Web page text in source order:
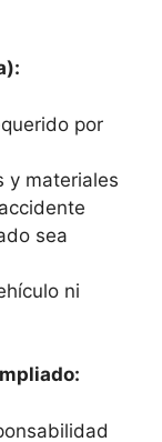
por
y materiales
sea
ni